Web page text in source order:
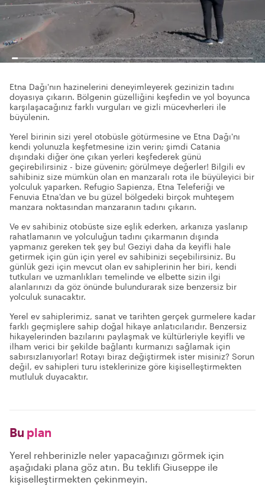
Etna Dağı'nın hazinelerini deneyimleyerek gezinizin tadını
doyasıya çıkarın. Bölgenin güzelliğini keşfedin ve yol boyunca
karşılaşacağınız farklı vurguları ve gizli mücevherleri ile
büyülenin.
Yerel birinin sizi yerel otobüsle götürmesine ve Etna Dağı'nı
kendi yolunuzla keşfetmesine izin verin; şimdi Catania
dışındaki diğer öne çıkan yerleri keşfederek günü
geçirebilirsiniz - bize güvenin; görülmeye değerler! Bilgili ev
sahibiniz size mümkün olan en manzaralı rota ile büyüleyici bir
yolculuk yaparken. Refugio Sapienza, Etna Teleferiği ve
Fenuvia Etna'dan ve bu güzel bölgedeki birçok muhteşem
manzara noktasından manzaranın tadını çıkarın.
Ve ev sahibiniz otobüste size eşlik ederken, arkanıza yaslanıp
rahatlamanın ve yolculuğun tadını çıkarmanın dışında
yapmanız gereken tek şey bu! Geziyi daha da keyifli hale
getirmek için gün için yerel ev sahibinizi seçebilirsiniz. Bu
günlük gezi için mevcut olan ev sahiplerinin her biri, kendi
tutkuları ve uzmanlıkları temelinde ve elbette sizin ilgi
alanlarınızı da göz önünde bulundurarak size benzersiz bir
yolculuk sunacaktır.
Yerel ev sahiplerimiz, sanat ve tarihten gerçek gurmelere kadar
farklı geçmişlere sahip doğal hikaye anlatıcılarıdır. Benzersiz
hikayelerinden bazılarını paylaşmak ve kültürleriyle keyifli ve
ilham verici bir şekilde bağlantı kurmanızı sağlamak için
sabırsızlanıyorlar! Rotayı biraz değiştirmek ister misiniz? Sorun
değil, ev sahipleri turu isteklerinize göre kişiselleştirmekten
mutluluk duyacaktır.
Bu plan
Yerel rehberinizle neler yapacağınızı görmek için
aşağıdaki plana göz atın. Bu teklifi Giuseppe ile
kişiselleştirmekten çekinmeyin.